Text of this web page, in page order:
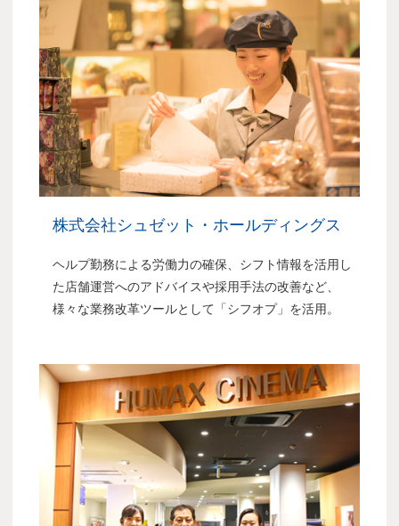
株式会社シュゼット・ホールディングス
ヘルプ勤務による労働力の確保、シフト情報を活用し
た店舗運営へのアドバイスや採用手法の改善など、
様々な業務改革ツールとして「シフオプ」を活用。